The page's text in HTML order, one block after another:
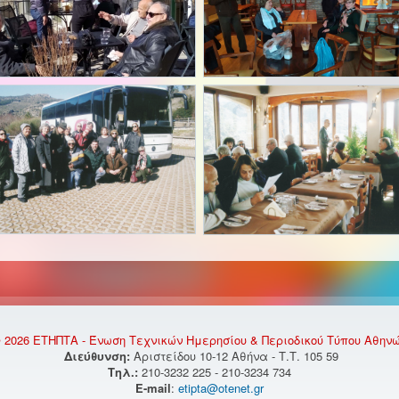
ΕΤΗΠΤΑ - Ένωση Τεχνικών Ημερησίου & Περιοδικού Τύπου
Διεύθυνση: Αριστείδου 10-12 Αθήνα - Τ.Τ. 105 59
Τηλ.: 210-3232 225 - 210-3234 734
E-mail: etipta@otenet.gr